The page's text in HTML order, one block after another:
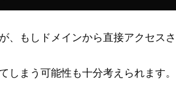
、もしドメインから直接アクセスさ
まう可能性も十分考えられます。